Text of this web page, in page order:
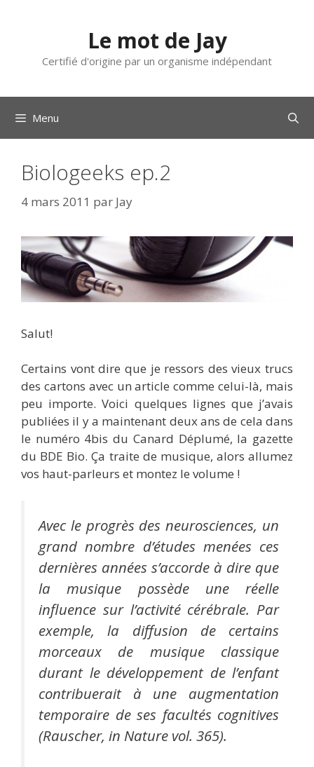
Le mot de Jay
Certifié d'origine par un organisme indépendant
Menu
Biologeeks ep.2
4 mars 2011 par Jay
Salut!
Certains vont dire que je ressors des vieux trucs
des cartons avec un article comme celui-là, mais
peu importe. Voici quelques lignes que j’avais
publiées il y a maintenant deux ans de cela dans
le numéro 4bis du Canard Déplumé, la gazette
du BDE Bio. Ça traite de musique, alors allumez
vos haut-parleurs et montez le volume !
Avec le progrès des neurosciences, un
grand nombre d’études menées ces
dernières années s’accorde à dire que
la musique possède une réelle
influence sur l’activité cérébrale. Par
exemple, la diffusion de certains
morceaux de musique classique
durant le développement de l’enfant
contribuerait à une augmentation
temporaire de ses facultés cognitives
(Rauscher, in Nature vol. 365).